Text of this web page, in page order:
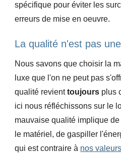
spécifique pour éviter les
erreurs de mise en oeuvre.
La qualité n'est pas
Nous savons que choisir la
luxe que l'on ne peut pas
qualité revienttoujours plus
ici nous réfléchissons sur le
mauvaise qualité implique
le matériel, de gaspiller
qui est contraire à nos valeurs